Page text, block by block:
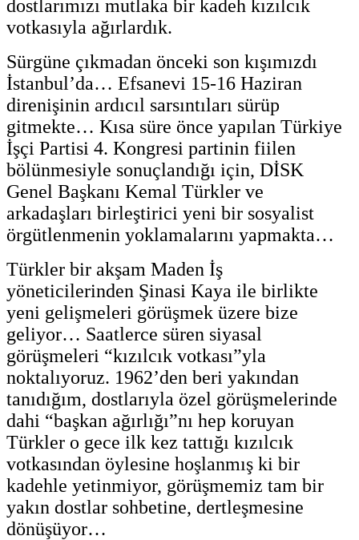
dostlarımızı mutlaka bir kadeh kızılcık
votkasıyla ağırlardık.
Sürgüne çıkmadan önceki son kışımızdı
İstanbul’da… Efsanevi 15-16 Haziran
direnişinin ardıcıl sarsıntıları sürüp
gitmekte… Kısa süre önce yapılan Türkiye
İşçi Partisi 4. Kongresi partinin fiilen
bölünmesiyle sonuçlandığı için, DİSK
Genel Başkanı Kemal Türkler ve
arkadaşları birleştirici yeni bir sosyalist
örgütlenmenin yoklamalarını yapmakta…
Türkler bir akşam Maden İş
yöneticilerinden Şinasi Kaya ile birlikte
yeni gelişmeleri görüşmek üzere bize
geliyor… Saatlerce süren siyasal
görüşmeleri “kızılcık votkası”yla
noktalıyoruz. 1962’den beri yakından
tanıdığım, dostlarıyla özel görüşmelerinde
dahi “başkan ağırlığı”nı hep koruyan
Türkler o gece ilk kez tattığı kızılcık
votkasından öylesine hoşlanmış ki bir
kadehle yetinmiyor, görüşmemiz tam bir
yakın dostlar sohbetine, dertleşmesine
dönüşüyor…